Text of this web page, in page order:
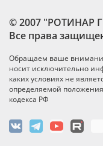
© 2007 "РОТИНАР
Все права
Обращаем ваше
носит исключительно
каких условиях не
определяемой
кодекса РФ